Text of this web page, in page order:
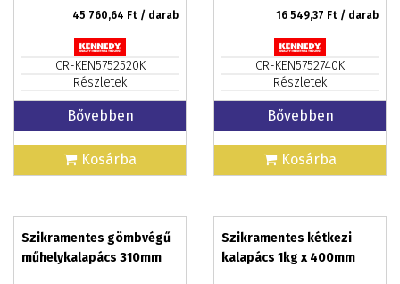
45 760,64 Ft / darab
CR-KEN5752520K
Részletek
Bővebben
Kosárba
16 549,37 Ft / darab
CR-KEN5752740K
Részletek
Bővebben
Kosárba
Szikramentes gömbvégű
műhelykalapács 310mm
Szikramentes kétkezi
kalapács 1kg x 400mm